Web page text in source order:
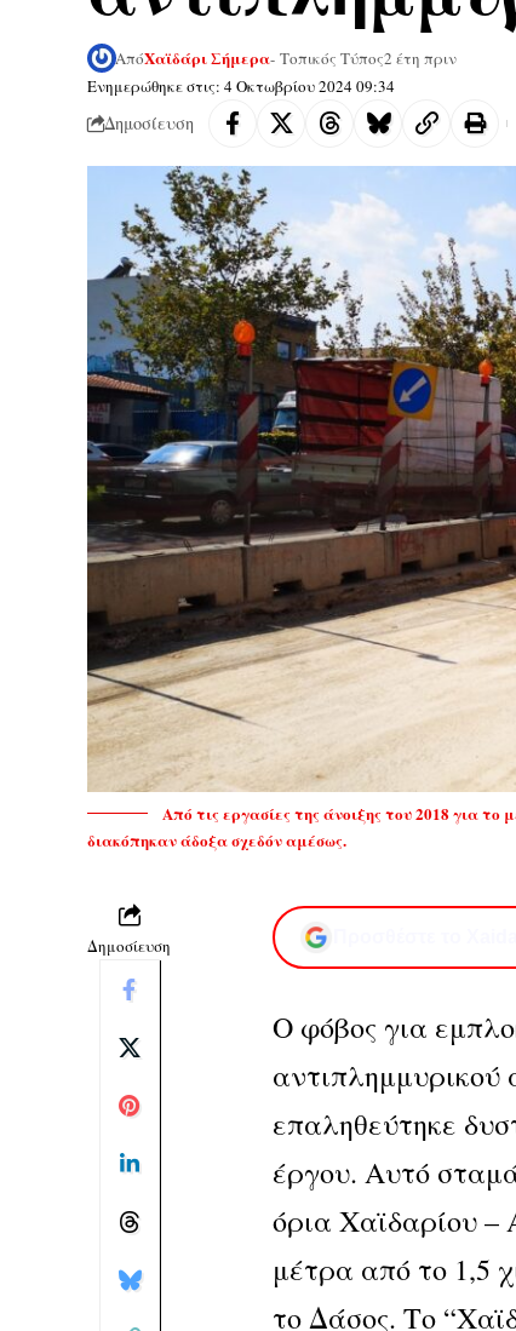
Ενημερώθηκε στις: 4 Οκτωβρίου 2024 09:34
ΑπόΧαϊδάρι Σήμερα- Τοπικός Τύπος2 έτη πριν
Δημοσίευση
Από τις εργασίες της άνοιξης του 2018 για
διακόπηκαν άδοξα σχεδόν αμέσως.
Δημοσίευση
Ο φόβος για
επαληθεύτηκε
έργου. Αυτό
όρια Χαϊδαρίου –
μέτρα από το 1,5
το Δάσος. Το